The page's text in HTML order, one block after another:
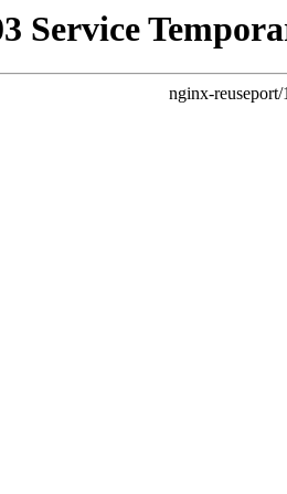
Service
nginx-reuseport/